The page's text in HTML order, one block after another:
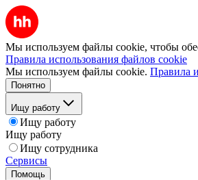
Мы используем файлы cookie, чтобы
Правила использования файлов cookie
Мы используем файлы cookie. Правила
Понятно
Ищу работу
Ищу работу
Ищу работу
Ищу сотрудника
Сервисы
Помощь